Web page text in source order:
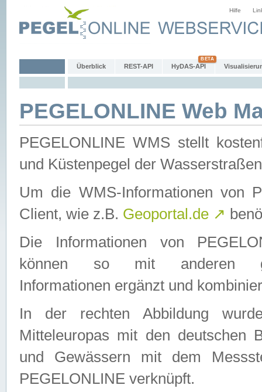
Hilfe
Überblick REST-API HyDAS-API
PEGELONLINE Web
PEGELONLINE WMS stellt
und Küstenpegel der
Um die WMS-Informationen von
Client, wie z.B. Geoportal.de ↗
Die Informationen von
können so mit anderen
Informationen ergänzt und
In der rechten Abbildung
Mitteleuropas mit den deutschen
und Gewässern mit dem
PEGELONLINE verknüpft.